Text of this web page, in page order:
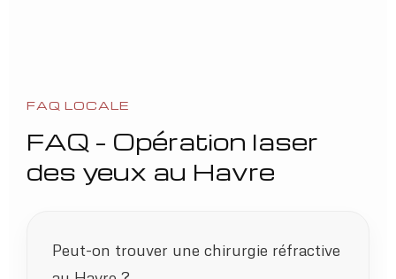
FAQ LOCALE
FAQ – Opération laser
des yeux au Havre
Peut-on trouver une chirurgie réfractive